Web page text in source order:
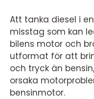
Att tanka diesel i
misstag som kan
bilens motor och
utformat för att
och tryck än
orsaka
bensinmotor.